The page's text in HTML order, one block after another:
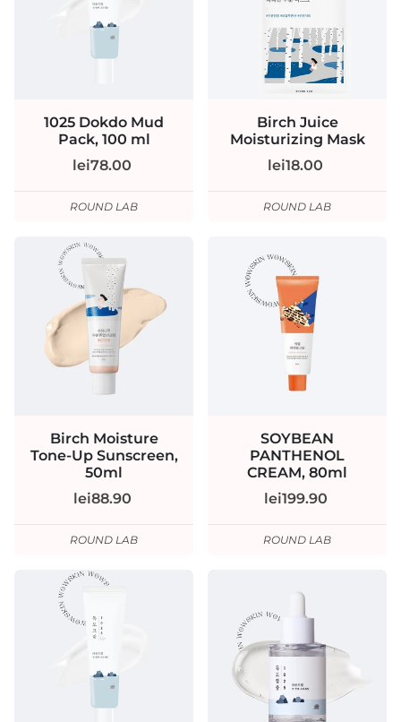
1025 Dokdo Mud
Pack, 100 ml
lei78.00
ROUND LAB
Birch Juice
Moisturizing Mask
lei18.00
ROUND LAB
Birch Moisture
Tone-Up Sunscreen,
50ml
lei88.90
ROUND LAB
SOYBEAN
PANTHENOL
CREAM, 80ml
lei199.90
ROUND LAB